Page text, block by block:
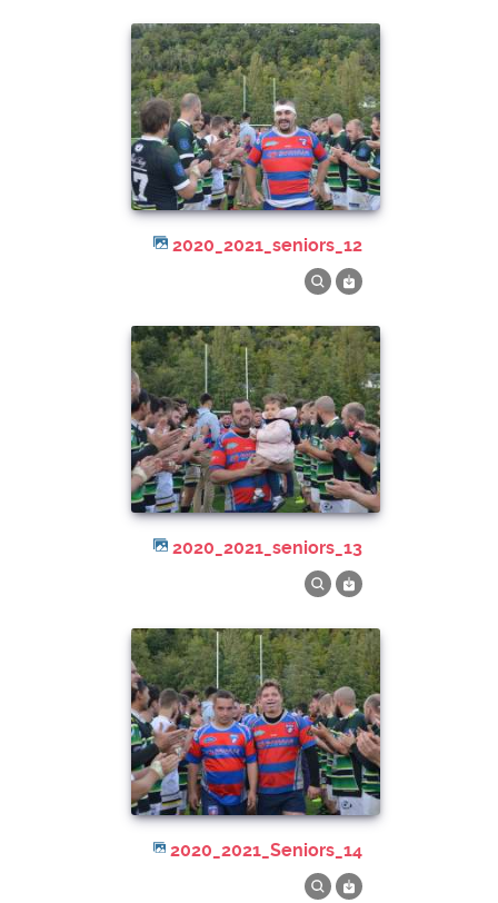
2020_2021_seniors_12
2020_2021_seniors_13
2020_2021_Seniors_14